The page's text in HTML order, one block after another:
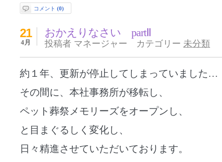
コメント (0)
おかえりなさい partⅡ
21
4月 投稿者 マネージャー カテゴリー 未分類
約１年、更新が停止してしまっていました…
その間に、本社事務所が移転し、
ペット葬祭メモリーズをオープンし、
と目まぐるしく変化し、
日々精進させていただいております。